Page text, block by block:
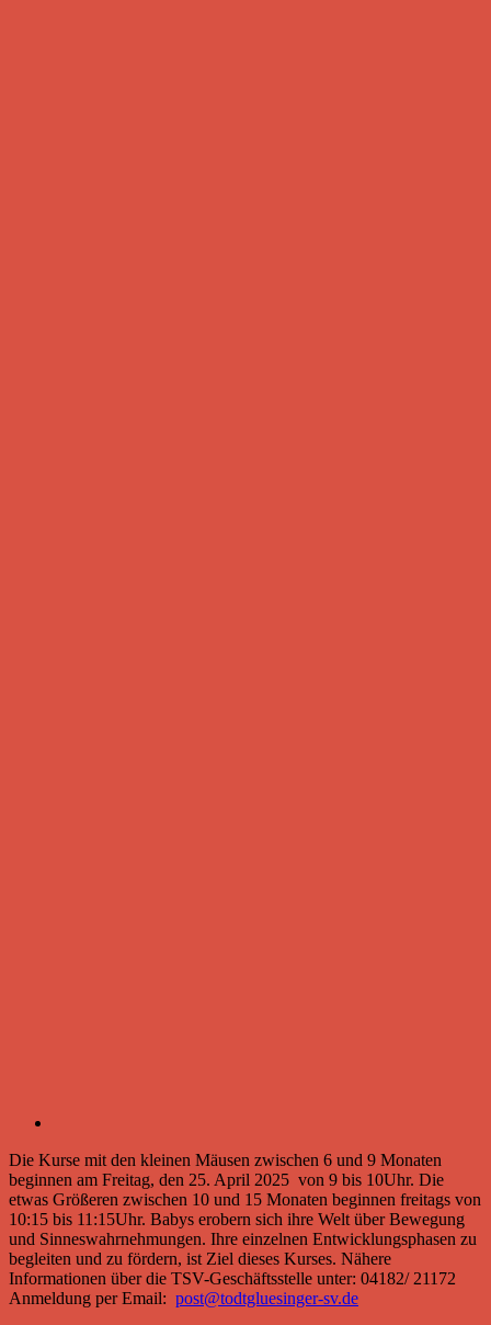
Die Kurse mit den kleinen Mäusen zwischen 6 und 9 Monaten
beginnen am Freitag, den 25. April 2025 von 9 bis 10Uhr. Die
etwas Größeren zwischen 10 und 15 Monaten beginnen freitags von
10:15 bis 11:15Uhr. Babys erobern sich ihre Welt über Bewegung
und Sinneswahrnehmungen. Ihre einzelnen Entwicklungsphasen zu
begleiten und zu fördern, ist Ziel dieses Kurses. Nähere
Informationen über die TSV-Geschäftsstelle unter: 04182/ 21172
Anmeldung per Email: post@todtgluesinger-sv.de